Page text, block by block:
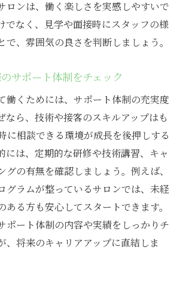
ア美容院求人に応募する前の注意
の転職活動を成功させるポイント
成長したい方必見の求人の探し方
人でスキルアップ重視の探し方
が叶う美容院の求人情報チェック
で学べる最新技術が充実の求人とは
してキャリアアップできる求人の
タッフとして成長を実感する職場
ら成長できる美容院求人の見極め
ロンは、働く楽しさを実感しやすいで
でなく、見学や面接時にスタッフの様
で、雰囲気の良さを判断しましょう。
サポート体制をチェック
働くためには、サポート体制の充実度
なら、技術や接客のスキルアップはも
に相談できる環境が成長を後押しする
には、定期的な研修や技術講習、キャ
グの有無を確認しましょう。例えば、
グラムが整っているサロンでは、未経
ある方も安心してスタートできます。
ポート体制の内容や実績をしっかりチ
、将来のキャリアアップに直結しま